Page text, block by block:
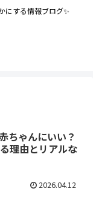
にする情報ブログ✨
ちゃんにいい？
理由とリアルな
2026.04.12